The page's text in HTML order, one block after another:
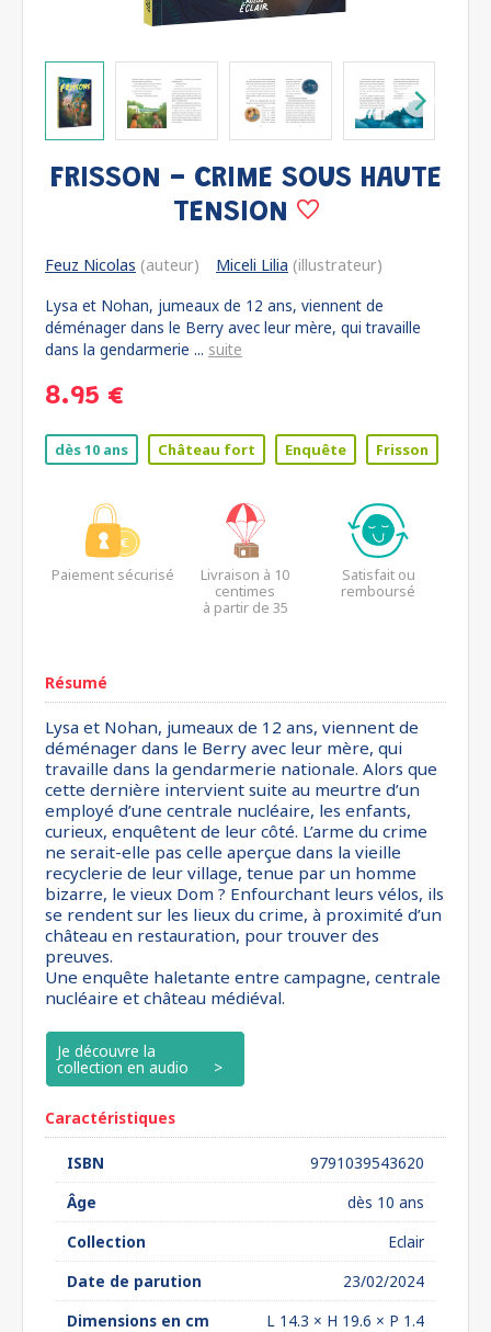
FRISSON - CRIME SOUS HAUTE
TENSION
Feuz Nicolas (auteur) Miceli Lilia (illustrateur)
Lysa et Nohan, jumeaux de 12 ans, viennent de
déménager dans le Berry avec leur mère, qui travaille
dans la gendarmerie ... suite
8.95 €
dès 10 ans Château fort Enquête Frisson
Paiement sécurisé
Livraison à 10
centimes
à partir de 35
Satisfait ou
remboursé
Résumé
Lysa et Nohan, jumeaux de 12 ans, viennent de
déménager dans le Berry avec leur mère, qui
travaille dans la gendarmerie nationale. Alors que
cette dernière intervient suite au meurtre d’un
employé d’une centrale nucléaire, les enfants,
curieux, enquêtent de leur côté. L’arme du crime
ne serait-elle pas celle aperçue dans la vieille
recyclerie de leur village, tenue par un homme
bizarre, le vieux Dom ? Enfourchant leurs vélos, ils
se rendent sur les lieux du crime, à proximité d’un
château en restauration, pour trouver des
preuves.
Une enquête haletante entre campagne, centrale
nucléaire et château médiéval.
Je découvre la
collection en audio
Caractéristiques
ISBN
9791039543620
Âge
dès 10 ans
Collection
Eclair
Date de parution
23/02/2024
Dimensions en cm
L 14.3 × H 19.6 × P 1.4